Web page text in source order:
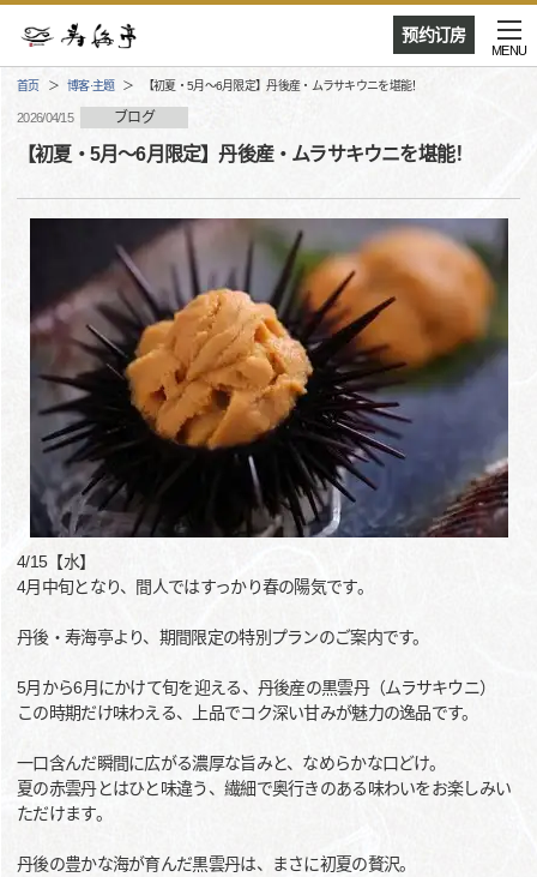
预约订房
MENU
首页 博客·主题 【初夏・5月～6月限定】丹後産・ムラサキウニを堪能！
2026/04/15 ブログ
【初夏・5月～6月限定】丹後産・ムラサキウニを堪能！
4/15【水】
4月中旬となり、間人ではすっかり春の陽気です。
丹後・寿海亭より、期間限定の特別プランのご案内です。
5月から6月にかけて旬を迎える、丹後産の黒雲丹（ムラサキウニ）
この時期だけ味わえる、上品でコク深い甘みが魅力の逸品です。
一口含んだ瞬間に広がる濃厚な旨みと、なめらかな口どけ。
夏の赤雲丹とはひと味違う、繊細で奥行きのある味わいをお楽しみい
ただけます。
丹後の豊かな海が育んだ黒雲丹は、まさに初夏の贅沢。